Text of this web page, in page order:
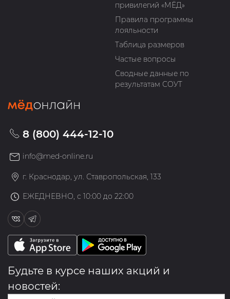
привилегий «МЁД»
Правила программы
лояльности
Таблица размеров
Частые вопросы
Сводные данные по
результатам СОУТ
8 (800) 444-12-10
info@med-online.ru
г. Краснодар, ул. Ставропольская, 133
ЕЖЕДНЕВНО, с 10:00 до 22:00
Будьте в курсе наших акций и
новостей: